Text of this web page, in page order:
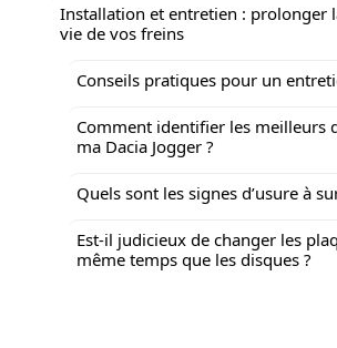
Installation et entretien : prolonger
vie de vos freins
Conseils pratiques pour un
Comment identifier les meilleurs
ma Dacia Jogger ?
Quels sont les signes d’usure à
Est-il judicieux de changer les
même temps que les disques ?